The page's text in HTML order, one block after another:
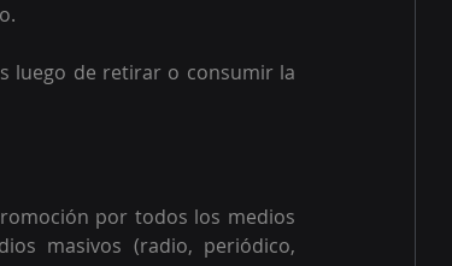
luego de retirar o consumir la
por todos los medios
masivos (radio, periódico,